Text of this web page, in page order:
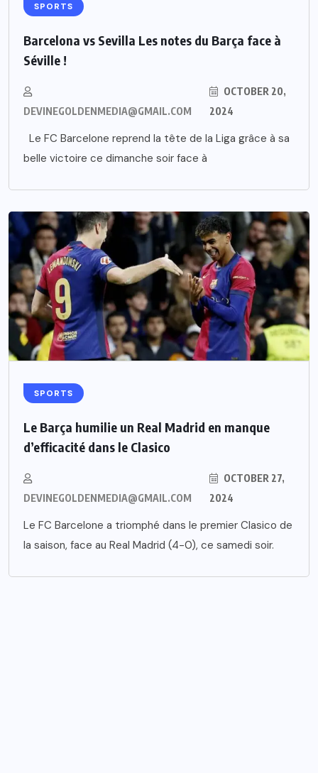
SPORTS
Barcelona vs Sevilla Les notes du Barça face à
Séville !
DEVINEGOLDENMEDIA@GMAIL.COM
OCTOBER 20,
2024
Le FC Barcelone reprend la tête de la Liga grâce à sa
belle victoire ce dimanche soir face à
SPORTS
Le Barça humilie un Real Madrid en manque
d’efficacité dans le Clasico
DEVINEGOLDENMEDIA@GMAIL.COM
OCTOBER 27,
2024
Le FC Barcelone a triomphé dans le premier Clasico de
la saison, face au Real Madrid (4-0), ce samedi soir.